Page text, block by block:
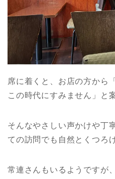
席に着くと、お店の方から
この時代にすみません」と
そんなやさしい声かけや丁
ての訪問でも自然とくつろ
常連さんもいるようですが